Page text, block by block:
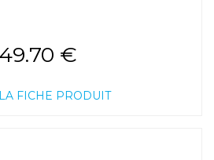
49.70 €
FICHE PRODUIT